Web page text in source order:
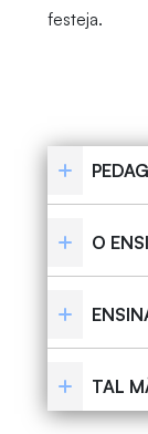
festeja.
O
TAL